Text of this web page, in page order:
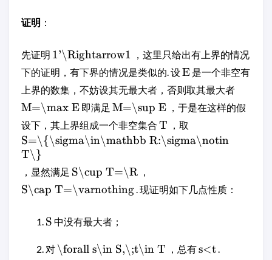
证明 ：
先证明 1'\Rightarrow1 ，这里只给出有上界的情况
下的证明，有下界的情况是类似的. 设E 是一个非空有
上界的数集，不妨设其无最大者，否则取其最大者
M=\max E 即满足 M=\sup E ，于是在这样的假
设下，其上界组成一个非空集合 T ，取
S=\{\sigma\in\mathbb R:\sigma\notin
T\}
，显然满足 S\cup T=\R ，
S\cap T=\varnothing. 现证明如下几点性质：
S 中没有最大者；
对 \forall s\in S,\;t\in T ，总有s<t.